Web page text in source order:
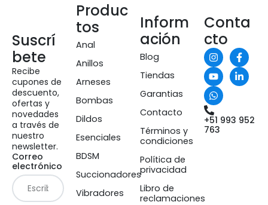
Suscrí
bete
Recibe
cupones de
descuento,
ofertas y
novedades
a través de
nuestro
newsletter.
Correo
electrónico
Produc
tos
Anal
Anillos
Arneses
Bombas
Dildos
Esenciales
BDSM
Succionadores
Vibradores
Inform
ación
Blog
Tiendas
Garantias
Contacto
Términos y
condiciones
Política de
privacidad
Libro de
reclamaciones
Conta
cto
+51 993 952
763